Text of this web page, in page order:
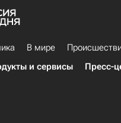
В мире
и сервисы Пресс-